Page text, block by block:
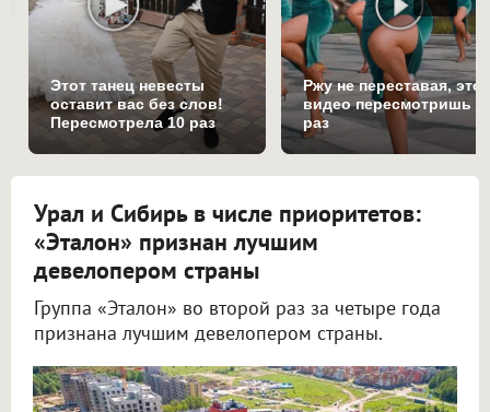
Этот танец невесты
оставит вас без слов!
Пересмотрела 10 раз
Ржу не переставая, это
видео пересмотришь
раз
Урал и Сибирь в числе приоритетов:
«Эталон» признан лучшим
девелопером страны
Группа «Эталон» во второй раз за четыре года
признана лучшим девелопером страны.